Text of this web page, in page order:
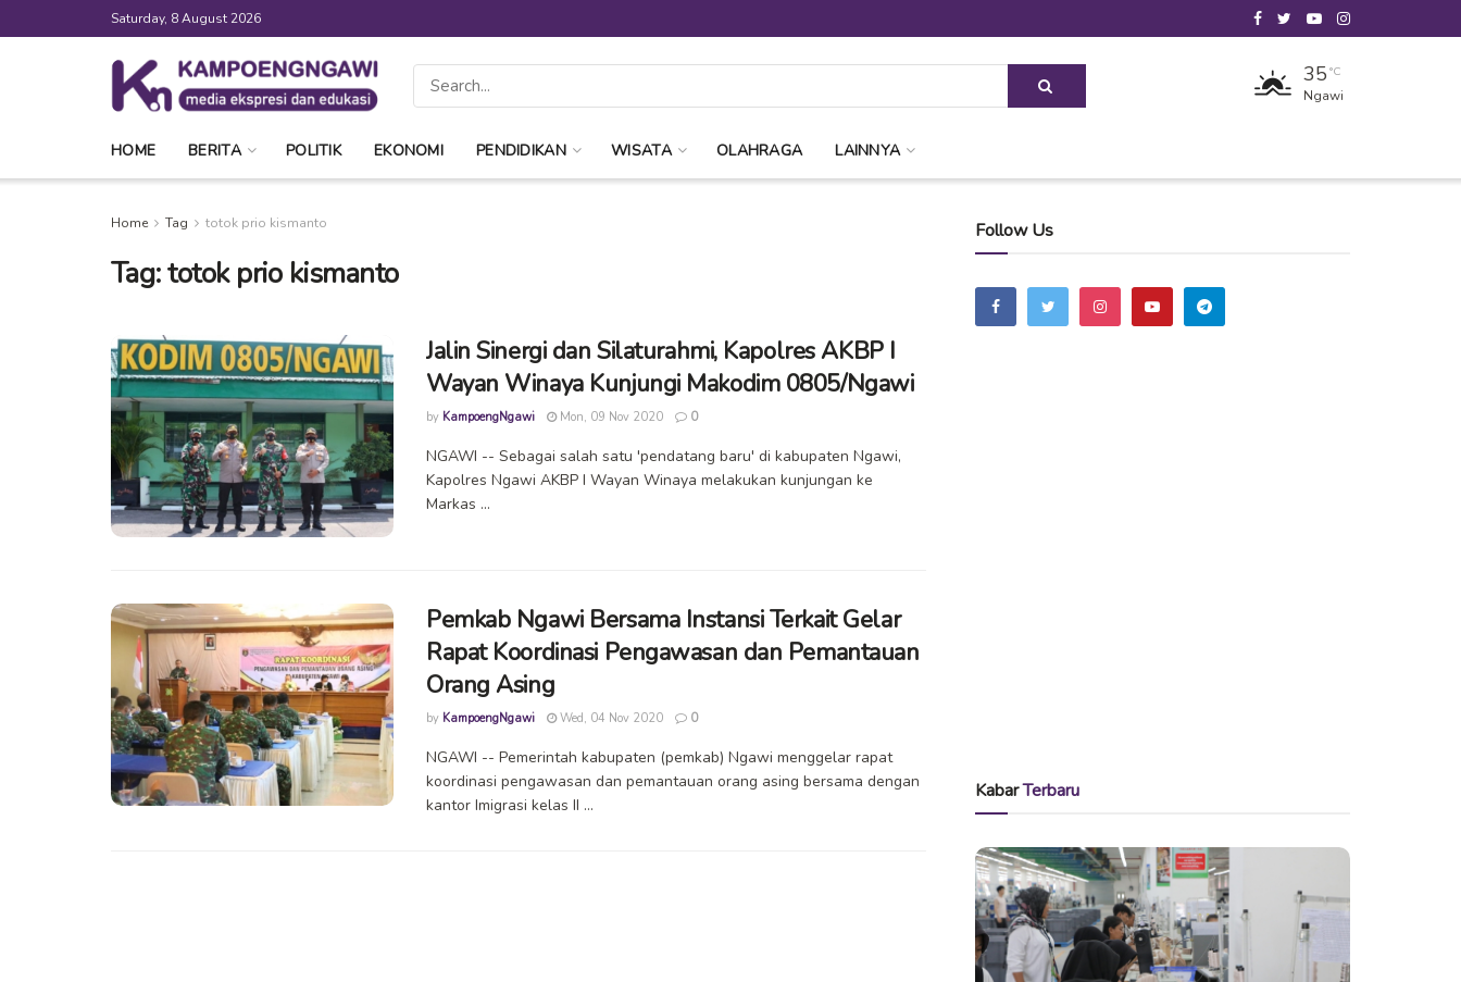
Saturday, 8 August 2026
35 °C
Ngawi
HOME BERITA POLITIK EKONOMI PENDIDIKAN WISATA OLAHRAGA LAINNYA
Home Tag totok prio kismanto
Tag:totok prio kismanto
Jalin Sinergi dan Silaturahmi, Kapolres AKBP I
Wayan Winaya Kunjungi Makodim 0805/Ngawi
by KampoengNgawi Mon, 09 Nov 2020 0
NGAWI -- Sebagai salah satu 'pendatang baru' di kabupaten Ngawi,
Kapolres Ngawi AKBP I Wayan Winaya melakukan kunjungan ke
Markas ...
Pemkab Ngawi Bersama Instansi Terkait Gelar
Rapat Koordinasi Pengawasan dan Pemantauan
Orang Asing
by KampoengNgawi Wed, 04 Nov 2020 0
NGAWI -- Pemerintah kabupaten (pemkab) Ngawi menggelar rapat
koordinasi pengawasan dan pemantauan orang asing bersama dengan
kantor Imigrasi kelas II ...
Follow Us
KabarTerbaru